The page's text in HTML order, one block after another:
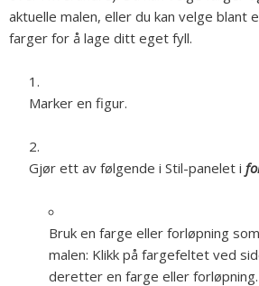
aktuelle malen, eller du kan velge blant
farger for å lage ditt eget fyll.
Marker en figur.
Gjør ett av følgende i Stil-panelet i
Bruk en farge eller forløpning
malen: Klikk på fargefeltet ved
deretter en farge eller forløpning.